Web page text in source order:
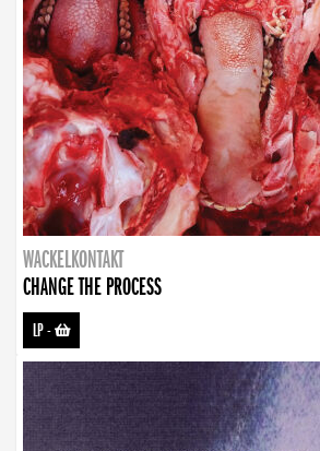
WACKELKONTAKT
CHANGE THE PROCESS
LP-